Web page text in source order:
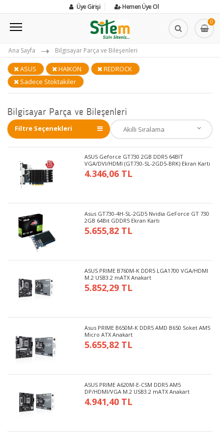
Üye Girişi Hemen Üye Ol
0
Ana Sayfa Bilgisayar Parça ve Bileşenleri
ASUS HAIKON
REDROCK
Sadece Stoktakiler
Bilgisayar Parça ve Bileşenleri
Filtre Seçenekleri
ASUS Geforce GT730 2GB DDR5 64BIT
VGA/DVI/HDMI (GT730-SL-2GD5-BRK) Ekran Kartı
4.346,06 TL
Asus GT730-4H-SL-2GD5 Nvidia GeForce GT 730
2GB 64Bit GDDR5 Ekran Kartı
5.655,82 TL
ASUS PRIME B760M-K DDR5 LGA1700 VGA/HDMI
M.2 USB3.2 mATX Anakart
5.852,29 TL
Asus PRIME B650M-K DDR5 AMD B650 Soket AM5
Micro ATX Anakart
5.655,82 TL
ASUS PRIME A620M-E-CSM DDR5 AM5
DP/HDMI/VGA M.2 USB3.2 mATX Anakart
4.941,40 TL